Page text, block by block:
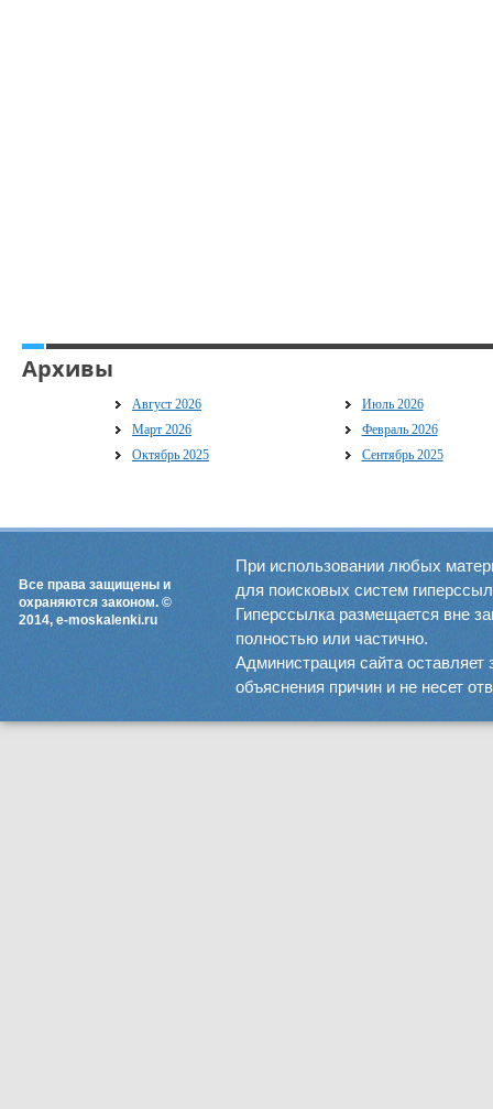
Архивы
Август 2026
Июль 2026
Март 2026
Февраль 2026
Октябрь 2025
Сентябрь 2025
Все права защищены и
охраняются законом. ©
2014, e-moskalenki.ru
При использовании любых
для поисковых систем
Гиперссылка размещается вне
полностью или частично.
Администрация сайта оставляет
объяснения причин и не несет